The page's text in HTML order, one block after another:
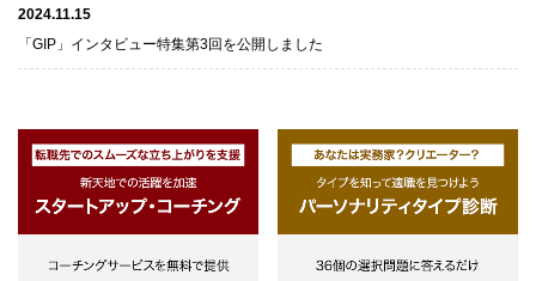
2024.11.15
「GIP」インタビュー特集第3回を公開しました